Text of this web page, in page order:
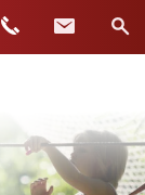
Téléphone Contact